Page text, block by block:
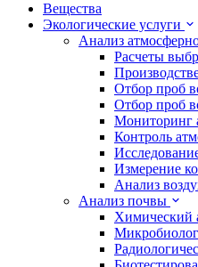
Вещества
Экологические услуги
Анализ
Расчеты
Отбор проб
Отбор проб
Мониторинг
Контроль
Измерение
Анализ
Анализ почвы
Химический